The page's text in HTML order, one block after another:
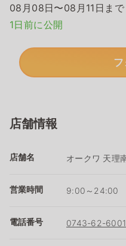
08月08日〜08月11日まで
1日前に公開
フ
店舗情報
店舗名 オークワ 天理
営業時間 9:00～24:00
電話番号 0743-62-6001